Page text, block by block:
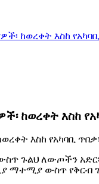
ከወረቀት እስከ
ከወረቀት እስከ
እስከ የአካባቢ
ጉልህ ለውጦችን
ማተሚያ ውስጥ የቅርብ